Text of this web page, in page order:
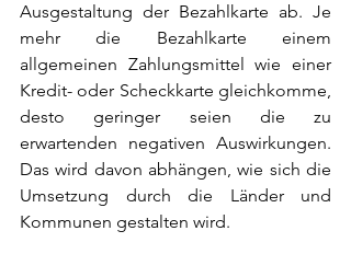
Ausgestaltung der Bezahlkarte ab. Je
mehr die Bezahlkarte einem
allgemeinen Zahlungsmittel wie einer
Kredit- oder Scheckkarte gleichkomme,
desto geringer seien die zu
erwartenden negativen Auswirkungen.
Das wird davon abhängen, wie sich die
Umsetzung durch die Länder und
Kommunen gestalten wird.